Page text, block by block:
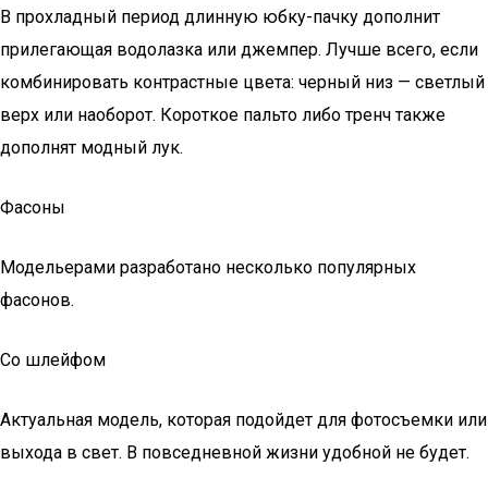
В прохладный период длинную юбку-пачку дополнит
прилегающая водолазка или джемпер. Лучше всего, если
комбинировать контрастные цвета: черный низ — светлый
верх или наоборот. Короткое пальто либо тренч также
дополнят модный лук.
Фасоны
Модельерами разработано несколько популярных
фасонов.
Со шлейфом
Актуальная модель, которая подойдет для фотосъемки или
выхода в свет. В повседневной жизни удобной не будет.